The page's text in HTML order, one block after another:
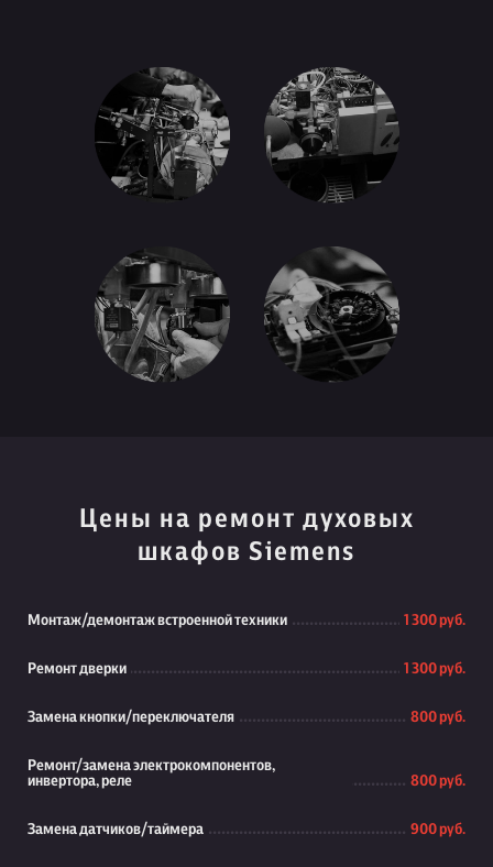
Цены на ремонт духовых
шкафов Siemens
Монтаж/демонтаж встроенной техники 1 300 руб.
Ремонт дверки 1 300 руб.
Замена кнопки/переключателя 800 руб.
Ремонт/замена электрокомпонентов,
инвертора, реле
800 руб.
Замена датчиков/таймера 900 руб.